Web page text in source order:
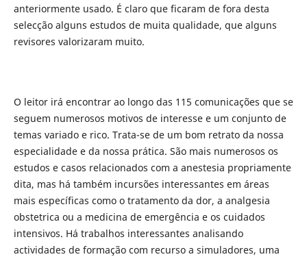
anteriormente usado. É claro que ficaram de fora desta
selecção alguns estudos de muita qualidade, que alguns
revisores valorizaram muito.
O leitor irá encontrar ao longo das 115 comunicações que se
seguem numerosos motivos de interesse e um conjunto de
temas variado e rico. Trata-se de um bom retrato da nossa
especialidade e da nossa prática. São mais numerosos os
estudos e casos relacionados com a anestesia propriamente
dita, mas há também incursões interessantes em áreas
mais específicas como o tratamento da dor, a analgesia
obstetrica ou a medicina de emergência e os cuidados
intensivos. Há trabalhos interessantes analisando
actividades de formação com recurso a simuladores, uma